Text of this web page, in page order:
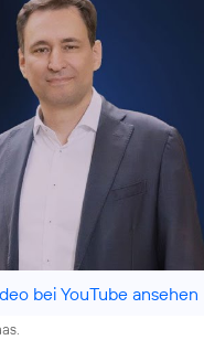
bei YouTube ansehen